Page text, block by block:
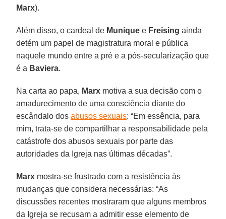
Marx).
Além disso, o cardeal de Munique e Freising ainda
detém um papel de magistratura moral e pública
naquele mundo entre a pré e a pós-secularização que
é a Baviera.
Na carta ao papa, Marx motiva a sua decisão com o
amadurecimento de uma consciência diante do
escândalo dosabusos sexuais: “Em essência, para
mim, trata-se de compartilhar a responsabilidade pela
catástrofe dos abusos sexuais por parte das
autoridades da Igreja nas últimas décadas”.
Marx mostra-se frustrado com a resistência às
mudanças que considera necessárias: “As
discussões recentes mostraram que alguns membros
da Igreja se recusam a admitir esse elemento de